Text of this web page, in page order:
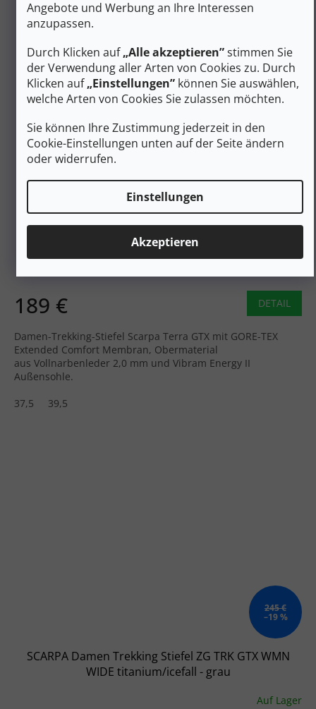
Angebote und Werbung an Ihre Interessen
anzupassen.
Durch Klicken auf„Alle akzeptieren”stimmen Sie
der Verwendung aller Arten von Cookies zu. Durch
Klicken auf„Einstellungen” können Sie auswählen,
welche Arten von Cookies Sie zulassen möchten.
Sie können Ihre Zustimmung jederzeit in den
Cookie-Einstellungen unten auf der Seite ändern
oder widerrufen.
Einstellungen
Akzeptieren
223 €
SCARPA Damen-Trekkingstiefel TERRA GTX WMN
braun - braun
189 € DETAIL
Damen-Trekking-Stiefel Scarpa Terra GTX mit GORE-TEX
Extended Comfort Membran, Obermaterial
aus Vollnarbenleder 2,0 mm und Vibram Energy II
Außensohle.
37,5
39,5
245 €
–19 %
SCARPA Damen Trekking Stiefel ZG TRK GTX WMN
WIDE titanium/icefall - grau
Auf Lager